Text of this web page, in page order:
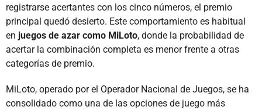
registrarse acertantes con los cinco números, el premio
principal quedó desierto. Este comportamiento es habitual
en juegos de azar como MiLoto, donde la probabilidad de
acertar la combinación completa es menor frente a otras
categorías de premio.
MiLoto, operado por el Operador Nacional de Juegos, se ha
consolidado como una de las opciones de juego más